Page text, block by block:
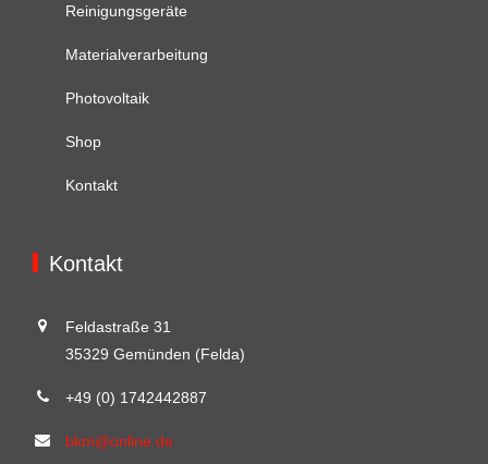
Reinigungsgeräte
Materialverarbeitung
Photovoltaik
Shop
Kontakt
Kontakt
Feldastraße 31
35329 Gemünden (Felda)
+49 (0) 1742442887
bkm@online.de